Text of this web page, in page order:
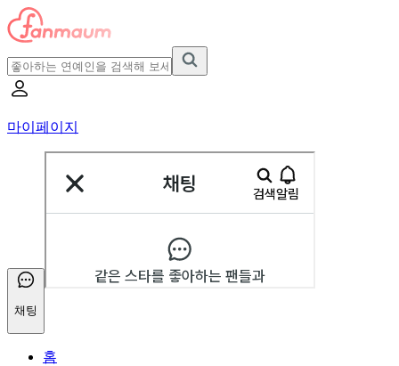
마이페이지
채팅
홈